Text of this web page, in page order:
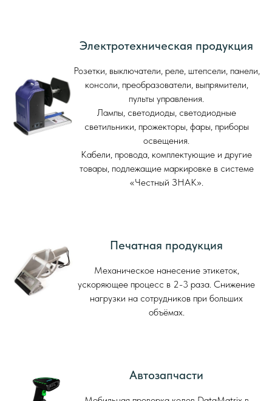
Электротехническая продукция
Розетки, выключатели, реле, штепсели, панели,
консоли, преобразователи, выпрямители,
пульты управления.
Лампы, светодиоды, светодиодные
светильники, прожекторы, фары, приборы
освещения.
Кабели, провода, комплектующие и другие
товары, подлежащие маркировке в системе
«Честный ЗНАК».
Печатная продукция
Механическое нанесение этикеток,
ускоряющее процесс в 2-3 раза. Снижение
нагрузки на сотрудников при больших
объёмах.
Автозапчасти